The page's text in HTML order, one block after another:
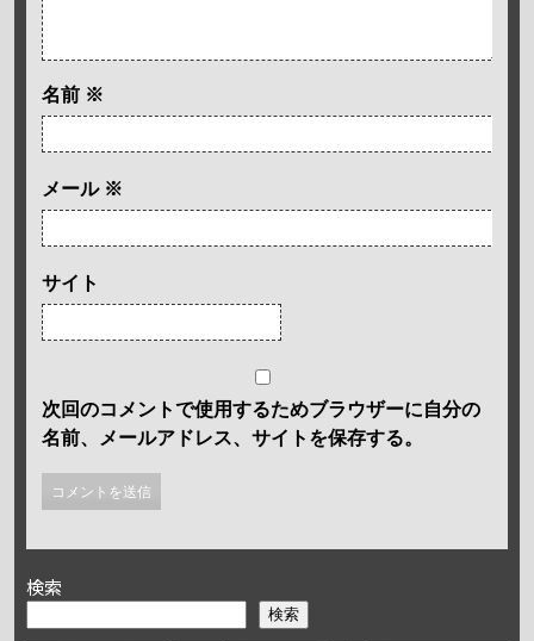
名前 ※
メール ※
サイト
次回のコメントで使用するためブラウザーに自分の
名前、メールアドレス、サイトを保存する。
検索
検索